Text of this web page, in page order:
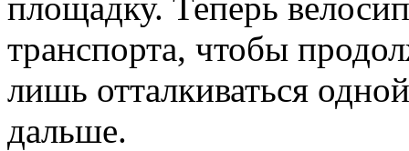
транспорта, чтобы
лишь отталкиваться
дальше.